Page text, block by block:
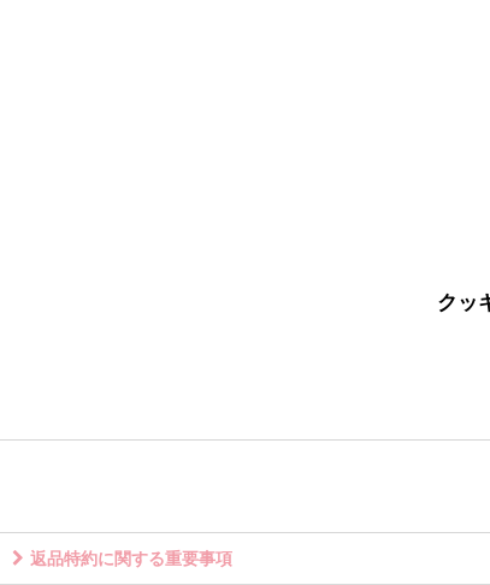
クッ
返品特約に関する重要事項